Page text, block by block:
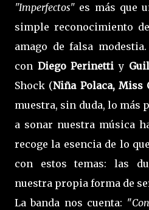
"Imperfectos" es más que
simple reconocimiento
amago de falsa
con Diego Perinettiy
Shock (Niña Polaca, Miss
muestra, sin duda, lo más
a sonar nuestra música
recoge la esencia de lo
con estos temas: las
nuestra propia forma de
La banda nos cuenta: "